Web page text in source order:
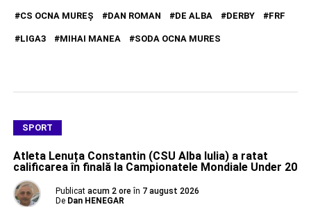
CS OCNA MUREŞ
DAN ROMAN DE ALBA DERBY FRF
LIGA3 MIHAI MANEA SODA OCNA MURES
SPORT
Atleta Lenuța Constantin (CSU Alba Iulia) a ratat
calificarea în finală la Campionatele Mondiale Under 20
Publicat acum 2 ore în 7 august 2026
De Dan HENEGAR